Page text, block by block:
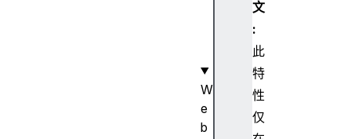
文
:
此
特
性
仅
W
e
b